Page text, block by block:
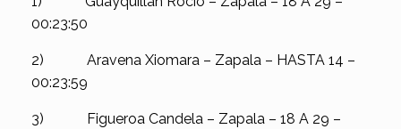
00:23:50
2) Aravena Xiomara – Zapala – HASTA 14 –
00:23:59
3) Figueroa Candela – Zapala – 18 A 29 –